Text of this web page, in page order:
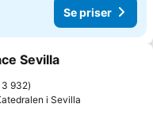
Se priser
i favoritter
Sevilla
3 932
i Sevilla